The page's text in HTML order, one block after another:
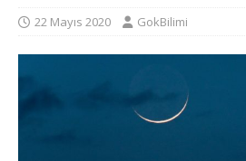
22 Mayıs 2020 GokBilimi